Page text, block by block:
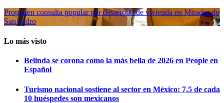
Proponen consulta popular por desarrollo de vivienda en Mirador de
San Isidro
Lo más visto
Belinda se corona como la más bella de 2026 en People en
Español
Turismo nacional sostiene al sector en México: 7.5 de cada
10 huéspedes son mexicanos